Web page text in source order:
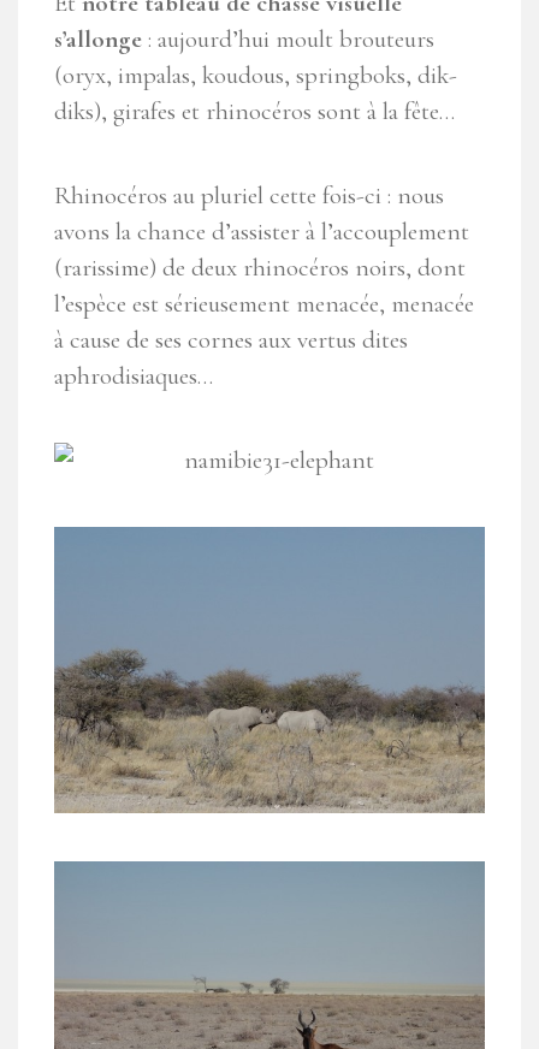
s’allonge : aujourd’hui moult brouteurs
(oryx, impalas, koudous, springboks, dik-
diks), girafes et rhinocéros sont à la fête…
Rhinocéros au pluriel cette fois-ci : nous
avons la chance d’assister à l’accouplement
(rarissime) de deux rhinocéros noirs, dont
l’espèce est sérieusement menacée, menacée
à cause de ses cornes aux vertus dites
aphrodisiaques…